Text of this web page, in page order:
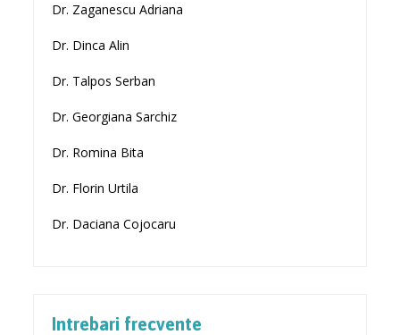
Dr. Zaganescu Adriana
Dr. Dinca Alin
Dr. Talpos Serban
Dr. Georgiana Sarchiz
Dr. Romina Bita
Dr. Florin Urtila
Dr. Daciana Cojocaru
Intrebari frecvente